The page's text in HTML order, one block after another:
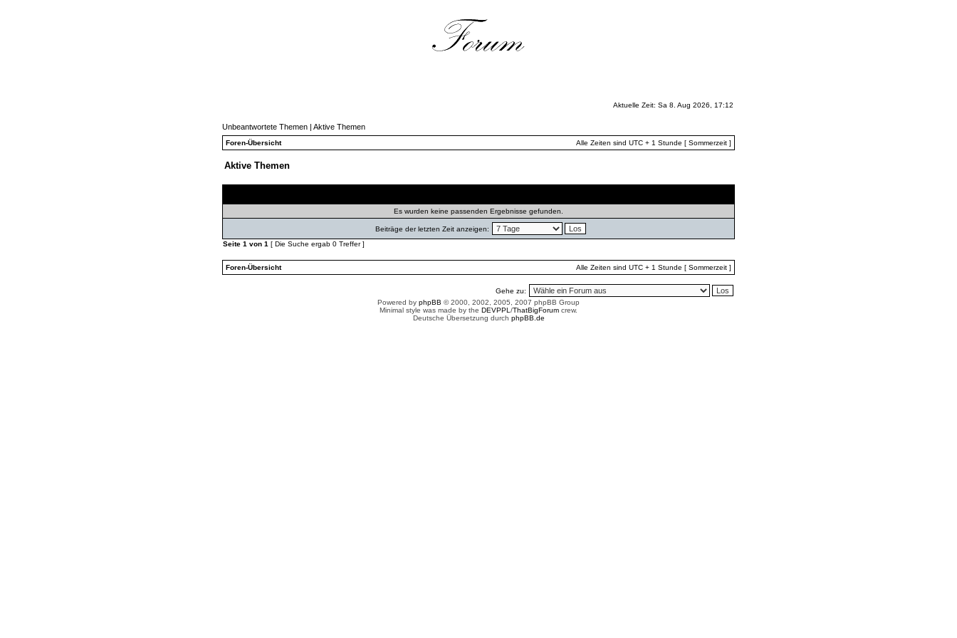
Aktuelle Zeit: Sa 8. Aug 2026, 17:12
Unbeantwortete Themen | Aktive Themen
Foren-Übersicht Alle Zeiten sind UTC + 1 Stunde [ Sommerzeit ]
Aktive Themen
Es wurden keine passenden Ergebnisse gefunden.
Beiträge der letzten Zeit anzeigen:
Seite 1 von 1 [ Die Suche ergab 0 Treffer ]
Foren-Übersicht Alle Zeiten sind UTC + 1 Stunde [ Sommerzeit ]
Gehe zu:
Powered by phpBB © 2000, 2002, 2005, 2007 phpBB Group
Minimal style was made by the DEVPPL /ThatBigForum crew.
Deutsche Übersetzung durch phpBB.de